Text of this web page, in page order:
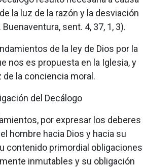
la luz de la razón y la desviación
sent. 4, 37, 1, 3).
de la ley de Dios por la
nos es propuesta en la Iglesia, y
de la conciencia moral.
del Decálogo
por expresar los deberes
hombre hacia Dios y hacia su
contenido primordial obligaciones
inmutables y su obligación